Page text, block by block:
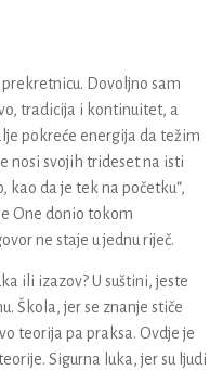
Dovoljno sam
tradicija i kontinuitet, a
pokreće energija da težim
nosi svojih trideset na isti
kao da je tek na početku“,
One donio tokom
ne staje u jednu riječ.
ili izazov? U suštini, jeste
Škola, jer se znanje stiče
teorija pa praksa. Ovdje je
Sigurna luka, jer su ljudi